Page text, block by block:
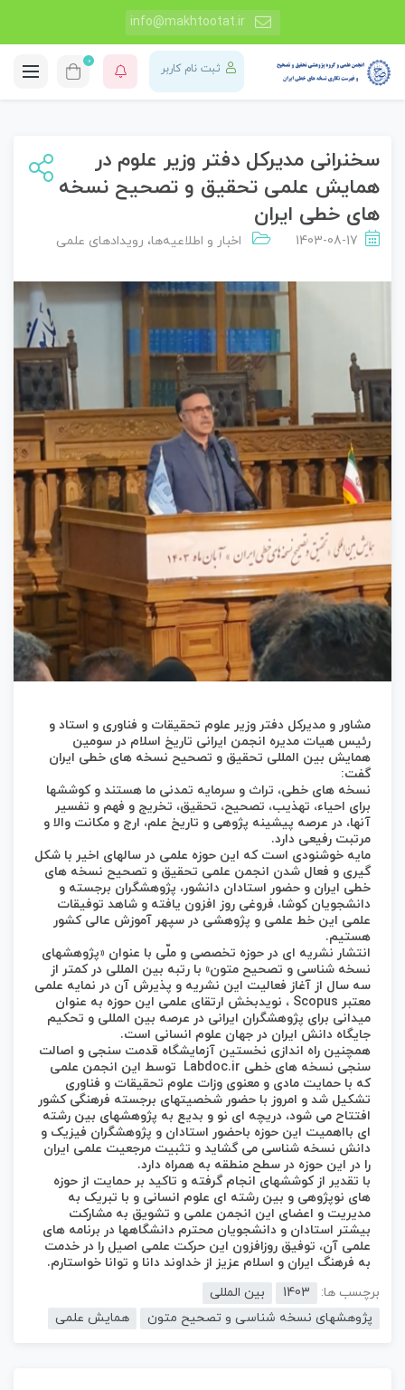
info@makhtootat.ir
ثبت نام کاربر
0
سخنرانی مدیرکل دفتر وزیر علوم در
همایش علمی تحقیق و تصحیح نسخه
های خطی ایران
1403-08-17 اخبار و اطلاعیه‌ها، رویدادهای علمی
مشاور و مدیرکل دفتر وزیر علوم تحقیقات و فناوری و استاد و
رئیس هیات مدیره انجمن ایرانی تاریخ اسلام در سومین
همایش بین المللی تحقیق و تصحیح نسخه های خطی ایران
گفت:
نسخه های خطی، تراث و سرمایه تمدنی ما هستند و کوششها
برای احیاء، تهذیب، تصحیح، تحقیق، تخریج و فهم و تفسیر
آنها، در عرصه پیشینه پژوهی و تاریخ علم، ارج و مکانت والا و
مرتبت رفیعی دارد.
مایه خوشنودی است که این حوزه علمی در سالهای اخیر با شکل
گیری و فعال شدن انجمن علمی تحقیق و تصحیح نسخه های
خطی ایران و حضور استادان دانشور، پژوهشگران برجسته و
دانشجویان کوشا، فروغی روز افزون یافته و شاهد توفیقات
علمی این خط علمی و پژوهشی در سپهر آموزش عالی کشور
هستیم.
انتشار نشریه ای در حوزه تخصصی و ملّی با عنوان «پژوهشهای
نسخه شناسی و تصحیح متون» با رتبه بین المللی در کمتر از
سه سال از آغاز فعالیت این نشریه و پذیرش آن در نمایه علمی
معتبر Scopus ، نویدبخش ارتقای علمی این حوزه به عنوان
میدانی برای پژوهشگران ایرانی در عرصه بین المللی و تحکیم
جایگاه دانش ایران در جهان علوم انسانی است.
همچنین راه اندازی نخستین آزمایشگاه قدمت سنجی و اصالت
سنجی نسخه های خطی Labdoc.ir توسط این انجمن علمی
که با حمایت مادی و معنوی وزات علوم تحقیقات و فناوری
تشکیل شد و امروز با حضور شخصیتهای برجسته فرهنگی کشور
افتتاح می شود، دریچه ای نو و بدیع به پژوهشهای بین رشته
ای بااهمیت این حوزه باحضور استادان و پژوهشگران فیزیک و
دانش نسخه شناسی می گشاید و تثبیت مرجعیت علمی ایران
را در این حوزه در سطح منطقه به همراه دارد.
با تقدیر از کوششهای انجام گرفته و تاکید بر حمایت از حوزه
های نوپژوهی و بین رشته ای علوم انسانی و با تبریک به
مدیریت و اعضای این انجمن علمی و تشویق به مشارکت
بیشتر استادان و دانشجویان محترم دانشگاهها در برنامه های
علمی آن، توفیق روزافزون این حرکت علمی اصیل را در خدمت
به فرهنگ ایران و اسلام عزیز از خداوند دانا و توانا خواستارم.
برچسب ها:
1403
بین المللی
پژوهشهای نسخه شناسی و تصحیح متون
همایش علمی